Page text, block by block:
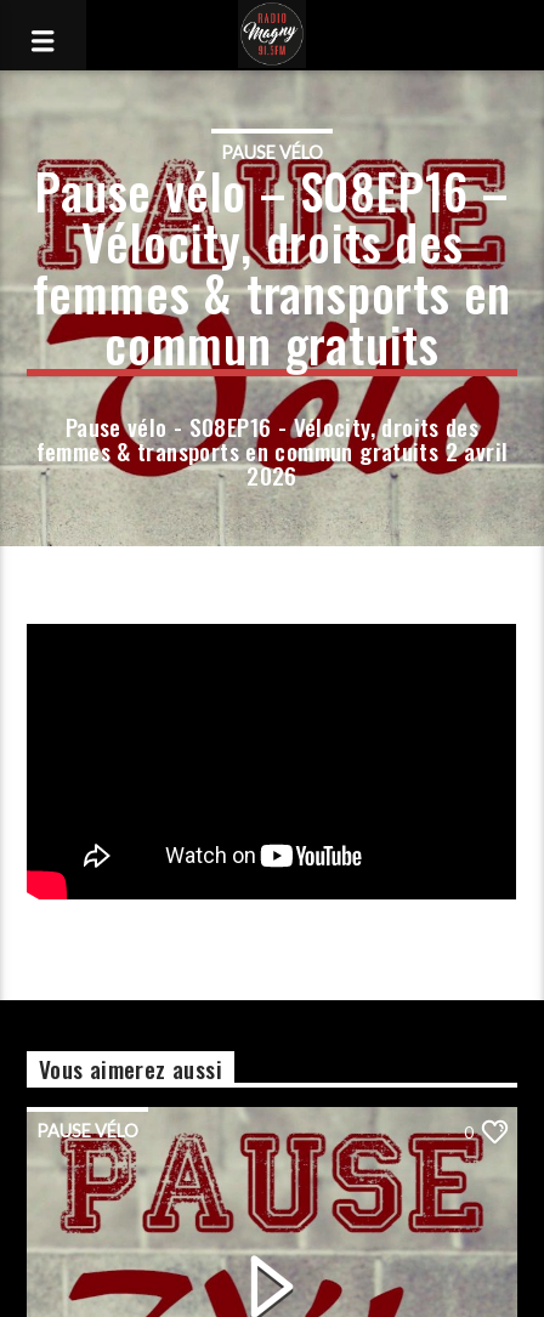
PAUSE VÉLO
Pause vélo – S08EP16 –
Vélocity, droits des
femmes & transports en
commun gratuits
Pause vélo - S08EP16 - Vélocity, droits des
femmes & transports en commun gratuits 2 avril
2026
Vous aimerez aussi
PAUSE VÉLO 0